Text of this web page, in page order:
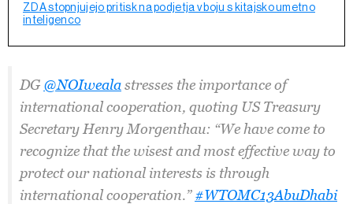
ZDA stopnjujejo pritisk na podjetja v boju s kitajsko umetno
inteligenco
DG @NOIwealastresses the importance of
international cooperation, quoting US Treasury
Secretary Henry Morgenthau: “We have come to
recognize that the wisest and most effective way to
protect our national interests is through
international cooperation.”#WTOMC13AbuDhabi